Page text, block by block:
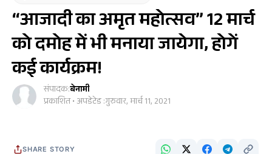
“आजादी का अमृत महोत्सव” 12 मार्च
को दमोह में भी मनाया जायेगा, होगें
कई कार्यक्रम!
संपादक:बेनामी
प्रकाशित • अपडेटेड :गुरुवार, मार्च 11, 2021
SHARE STORY